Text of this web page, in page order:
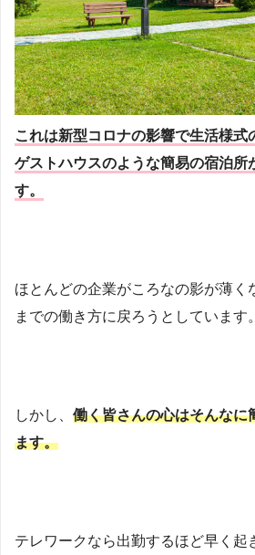
これは新型コロナの影響で生活様式
ゲストハウスのような簡易の宿泊所
す。
ほとんどの企業がころなの影が薄く
までの働き方に戻ろうとしています。
しかし、 働く皆さんの心はそんなに
ます。
テレワークなら出勤するほど早く起